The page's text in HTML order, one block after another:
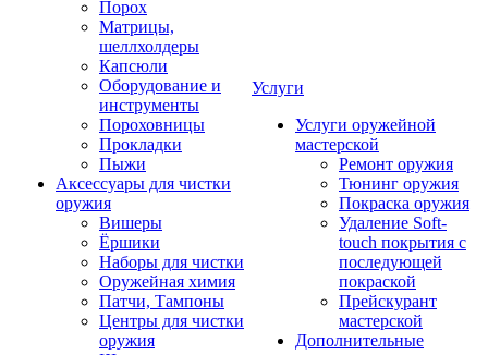
Порох
Матрицы,
шеллхолдеры
Капсюли
Оборудование и
инструменты
Пороховницы
Прокладки
Пыжи
Аксессуары для чистки
оружия
Вишеры
Ёршики
Наборы для чистки
Оружейная химия
Патчи, Тампоны
Центры для чистки
оружия
Услуги
Услуги оружейной
мастерской
Ремонт оружия
Тюнинг оружия
Покраска оружия
Удаление Soft-
touch покрытия с
последующей
покраской
Прейскурант
мастерской
Дополнительные